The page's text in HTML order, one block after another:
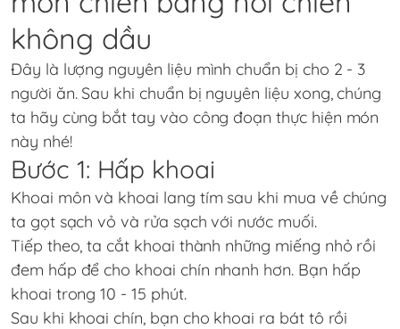
không dầu
Đây là lượng nguyên liệu mình chuẩn bị cho 2 - 3
người ăn. Sau khi chuẩn bị nguyên liệu xong, chúng
ta hãy cùng bắt tay vào công đoạn thực hiện món
này nhé!
Bước 1: Hấp khoai
Khoai môn và khoai lang tím sau khi mua về chúng
ta gọt sạch vỏ và rửa sạch với nước muối.
Tiếp theo, ta cắt khoai thành những miếng nhỏ rồi
đem hấp để cho khoai chín nhanh hơn. Bạn hấp
khoai trong 10 - 15 phút.
Sau khi khoai chín, bạn cho khoai ra bát tô rồi